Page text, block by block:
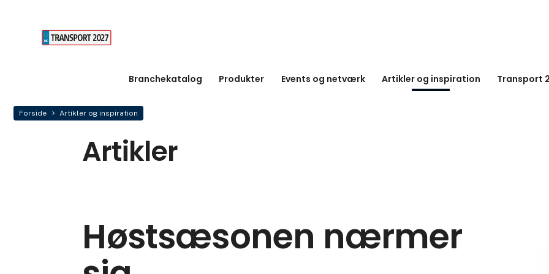
Branchekatalog Produkter Events og netværk Artikler og inspiration Transport
Forside Artikler og inspiration
Artikler
Høstsæsonen nærmer